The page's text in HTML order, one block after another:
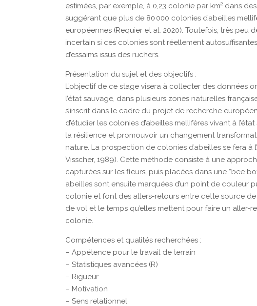
estimées, par exemple, à 0,23 colonie par km² dans
suggérant que plus de 80 000 colonies d’abeilles
européennes (Requier et al. 2020). Toutefois, très peu
incertain si ces colonies sont réellement
d’essaims issus des ruchers.
Présentation du sujet et des objectifs :
L’objectif de ce stage visera à collecter des données
l’état sauvage, dans plusieurs zones naturelles
s’inscrit dans le cadre du projet de recherche
d’étudier les colonies d’abeilles mellifères vivant à
la résilience et promouvoir un changement
nature. La prospection de colonies d’abeilles se fera à
Visscher, 1989). Cette méthode consiste à une
capturées sur les fleurs, puis placées dans une “bee
abeilles sont ensuite marquées d’un point de couleur
colonie et font des allers-retours entre cette source
de vol et le temps qu’elles mettent pour faire un aller-
colonie.
Compétences et qualités recherchées :
– Appétence pour le travail de terrain
– Statistiques avancées (R)
– Rigueur
– Motivation
– Sens relationnel